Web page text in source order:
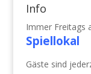
Info
Immer Freitags
Spiellokal
Gäste sind